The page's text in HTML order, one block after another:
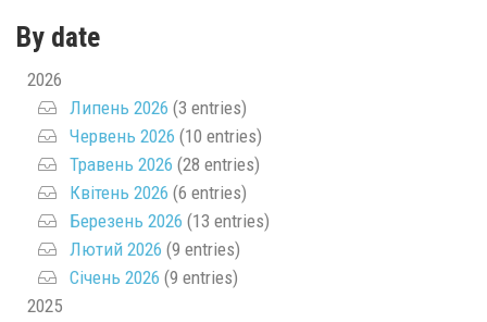
By date
2026
Липень 2026 (3 entries)
Червень 2026 (10 entries)
Травень 2026 (28 entries)
Квітень 2026 (6 entries)
Березень 2026 (13 entries)
Лютий 2026 (9 entries)
Січень 2026 (9 entries)
2025